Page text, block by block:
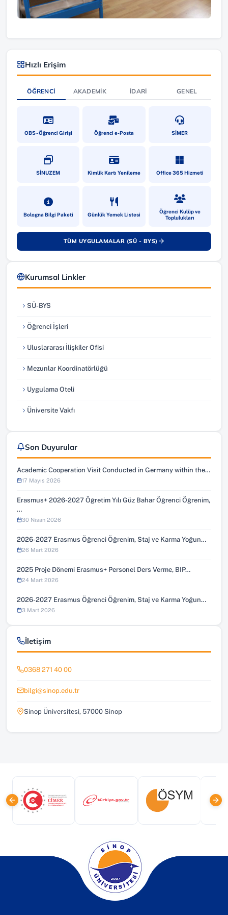
Hızlı Erişim
ÖĞRENCI AKADEMIK İDARI GENEL
OBS - Öğrenci Girişi(yeni sekmede açılır)Öğrenci e-Posta(yeni sekmede açılır)SİMER(yeni sekmede
SİNUZEM(yeni sekmede açılır)Kimlik Kartı Yenileme(yeni sekmede açılır)Office 365 Hizmeti
(yeni sekmede
Bologna Bilgi Paketi(yeni sekmede açılır)Günlük Yemek Listesi(yeni sekmede açılır)Öğrenci Kulüp ve
Toplulukları
(yeni sekmede
TÜM UYGULAMALAR (SÜ - BYS)
(yeni sekmede açılır)
Kurumsal Linkler
SÜ-BYS
(yeni sekmede açılır)
Öğrenci İşleri
(yeni sekmede açılır)
Uluslararası İlişkiler Ofisi
(yeni sekmede açılır)
Mezunlar Koordinatörlüğü
(yeni sekmede açılır)
Uygulama Oteli
(yeni sekmede açılır)
Üniversite Vakfı
(yeni sekmede açılır)
Son Duyurular
Academic Cooperation Visit Conducted in Germany within the…
17 Mayıs 2026
Erasmus+ 2026-2027 Öğretim Yılı Güz Bahar Öğrenci Öğrenim,
…
30 Nisan 2026
2026-2027 Erasmus Öğrenci Öğrenim, Staj ve Karma Yoğun…
26 Mart 2026
2025 Proje Dönemi Erasmus+ Personel Ders Verme, BIP…
24 Mart 2026
2026-2027 Erasmus Öğrenci Öğrenim, Staj ve Karma Yoğun…
3 Mart 2026
İletişim
0368 271 40 00
bilgi@sinop.edu.tr
Sinop Üniversitesi, 57000 Sinop
(yeni sekmede açılır)(yeni sekmede açılır)(yeni sekmede
(yeni sekmede açılır)